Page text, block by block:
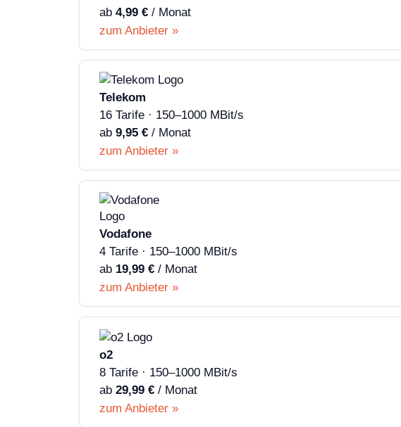
ab 4,99 € / Monat
zum Anbieter »
Telekom
16 Tarife · 150–1000 MBit/s
ab 9,95 € / Monat
zum Anbieter »
Vodafone
4 Tarife · 150–1000 MBit/s
ab 19,99 € / Monat
zum Anbieter »
o2
8 Tarife · 150–1000 MBit/s
ab 29,99 € / Monat
zum Anbieter »